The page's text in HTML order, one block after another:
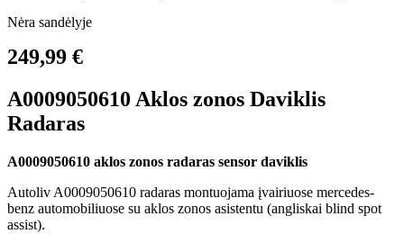
Nėra sandėlyje
249,99 €
A0009050610 Aklos zonos Daviklis
Radaras
A0009050610 aklos zonos radaras sensor daviklis
Autoliv A0009050610 radaras montuojama įvairiuose mercedes-
benz automobiliuose su aklos zonos asistentu (angliskai blind spot
assist).